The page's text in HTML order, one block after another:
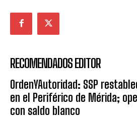
RECOMENDADOS EDITOR
OrdenYAutoridad: SSP
en el Periférico de Mérida;
con saldo blanco